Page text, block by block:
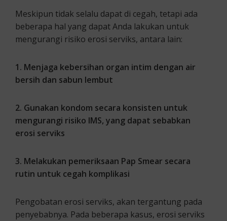
Meskipun tidak selalu dapat di cegah, tetapi ada
beberapa hal yang dapat Anda lakukan untuk
mengurangi risiko erosi serviks, antara lain:
1. Menjaga kebersihan organ intim dengan air
bersih dan sabun lembut
2. Gunakan kondom secara konsisten untuk
mengurangi risiko IMS, yang dapat sebabkan
erosi serviks
3. Melakukan pemeriksaan Pap Smear secara
rutin untuk cegah komplikasi
Pengobatan erosi serviks, akan tergantung pada
penyebabnya. Pada beberapa kasus, erosi serviks